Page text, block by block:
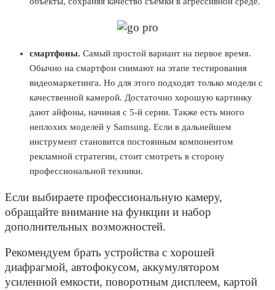
смартфоны. Самый простой вариант на первое время.
Обычно на смартфон снимают на этапе тестирования
видеомаркетинга. Но для этого подходят только модели с
качественной камерой. Достаточно хорошую картинку
дают айфоны, начиная с 5-й серии. Также есть много
неплохих моделей у Samsung. Если в дальнейшем
инструмент становится постоянным компонентом
рекламной стратегии, стоит смотреть в сторону
профессиональной техники.
Если выбираете профессиональную камеру,
обращайте внимание на функции и набор
дополнительных возможностей.
Рекомендуем брать устройства с хорошей
диафрагмой, автофокусом, аккумулятором
усиленной емкости, поворотным дисплеем, картой